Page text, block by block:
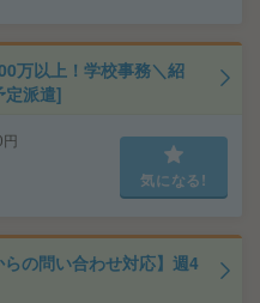
万以上！学校事務＼紹
定派遣]
気になる!
の問い合わせ対応】週4